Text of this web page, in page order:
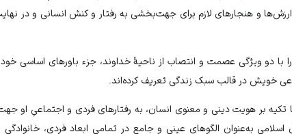
ارزش‌ها و هنجارهای لازم برای جهت‌بخشی به رفتار و کنش انسانی و در
با دو ویژگی عصمت و انتصاب از ناحیهٔ خداوند، جزء باورهای اساسی
خویش در قالب سبک زندگی تعریف کرده‌اند.
تکیه بر هویت دینی و معنوی انسان، به رفتارهای فردی و اجتماعیِ او
به‌عنوان الگوهای عینی و جامع در تمامی ابعاد فردی،